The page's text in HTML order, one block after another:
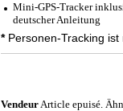
Mini-GPS-Tracker
deutscher Anleitung
*Personen-Tracking ist
VendeurArticle epuisé.